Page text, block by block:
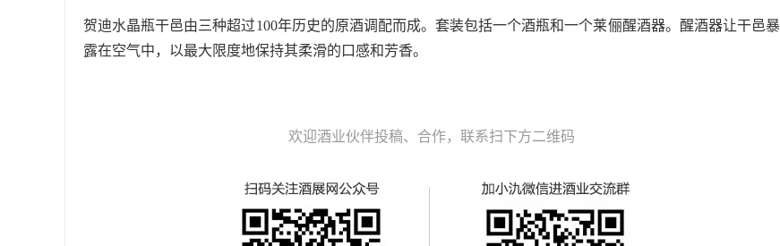
贺迪水晶瓶干邑由三种超过100年历史的原酒调配而成。套装包括一个酒瓶和一个莱俪醒酒器。醒酒器让干邑暴
露在空气中，以最大限度地保持其柔滑的口感和芳香。
欢迎酒业伙伴投稿、合作，联系扫下方二维码